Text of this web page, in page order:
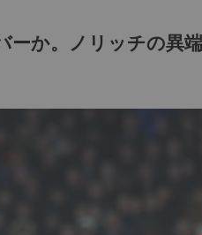
ーか。ノリッチの異